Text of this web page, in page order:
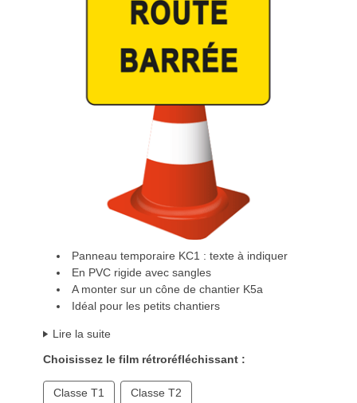
Panneau temporaire KC1 : texte à indiquer
En PVC rigide avec sangles
A monter sur un cône de chantier K5a
Idéal pour les petits chantiers
Lire la suite
Choisissez le film rétroréfléchissant :
Classe T1 Classe T2